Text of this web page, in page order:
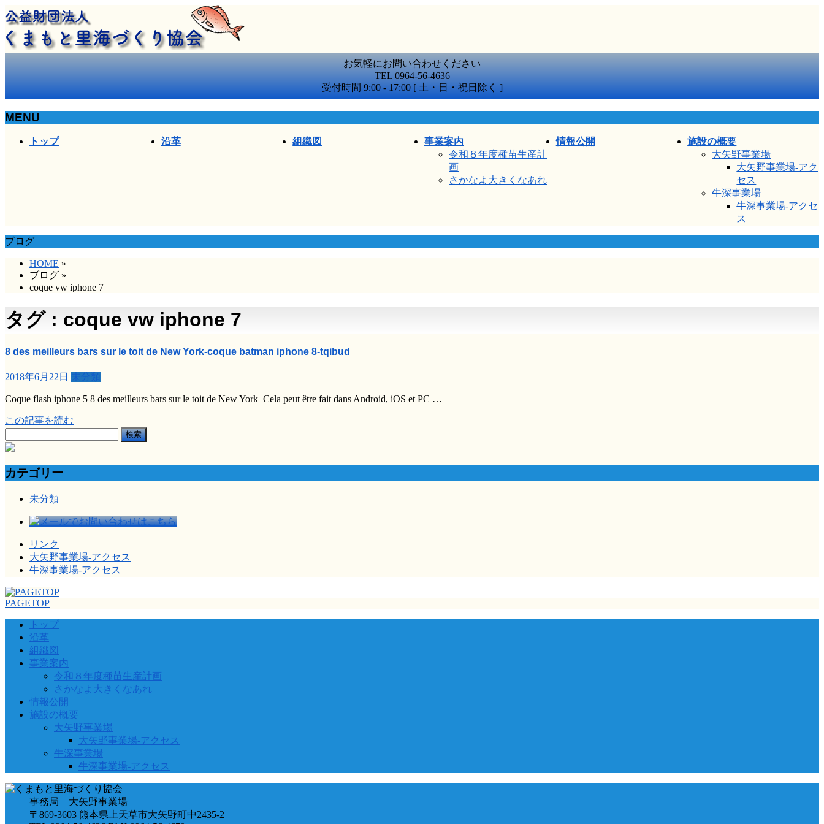
お気軽にお問い合わせください
TEL 0964-56-4636
受付時間 9:00 - 17:00 [ 土・日・祝日除く ]
MENU
トップ 沿革 組織図
事業案内
令和８年度種苗生産計
画
さかなよ大きくなあれ
情報公開
施設の概要
大矢野事業場
大矢野事業場-アク
セス
牛深事業場
牛深事業場-アクセ
ス
ブログ
HOME »
ブログ »
coque vw iphone 7
タグ : coque vw iphone 7
8 des meilleurs bars sur le toit de New York-coque batman iphone 8-tqibud
2018年6月22日 未分類
Coque flash iphone 5 8 des meilleurs bars sur le toit de New York Cela peut être fait dans Android, iOS et PC …
この記事を読む
索:
カテゴリー
未分類
リンク
大矢野事業場-アクセス
牛深事業場-アクセス
PAGETOP
トップ
沿革
組織図
事業案内
令和８年度種苗生産計画
さかなよ大きくなあれ
情報公開
施設の概要
大矢野事業場
大矢野事業場-アクセス
牛深事業場
牛深事業場-アクセス
事務局 大矢野事業場
〒869-3603 熊本県上天草市大矢野町中2435-2